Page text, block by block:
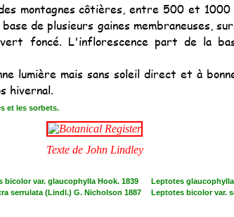
montagnes côtières, entre 500 et
de plusieurs gaines membraneuses,
vert foncé. L'inflorescence part de la
lumière mais sans soleil direct et à
hivernal.
et les sorbets.
Texte de John Lindley
bicolor var. glaucophylla Hook. 1839
Leptotes
serrulata (Lindl.) G. Nicholson 1887 Leptotes bicolor var.